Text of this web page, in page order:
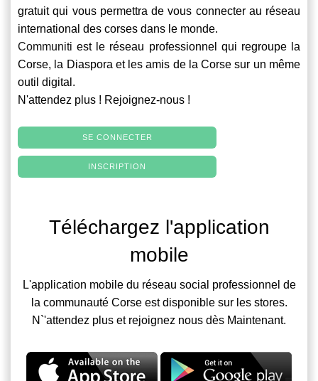
gratuit qui vous permettra de vous connecter au réseau
international des corses dans le monde.
Communiti est le réseau professionnel qui regroupe la
Corse, la Diaspora et les amis de la Corse sur un même
outil digital.
N'attendez plus ! Rejoignez-nous !
SE CONNECTER
INSCRIPTION
Téléchargez l'application
mobile
L'application mobile du réseau social professionnel de
la communauté Corse est disponible sur les stores.
N`'attendez plus et rejoignez nous dès Maintenant.